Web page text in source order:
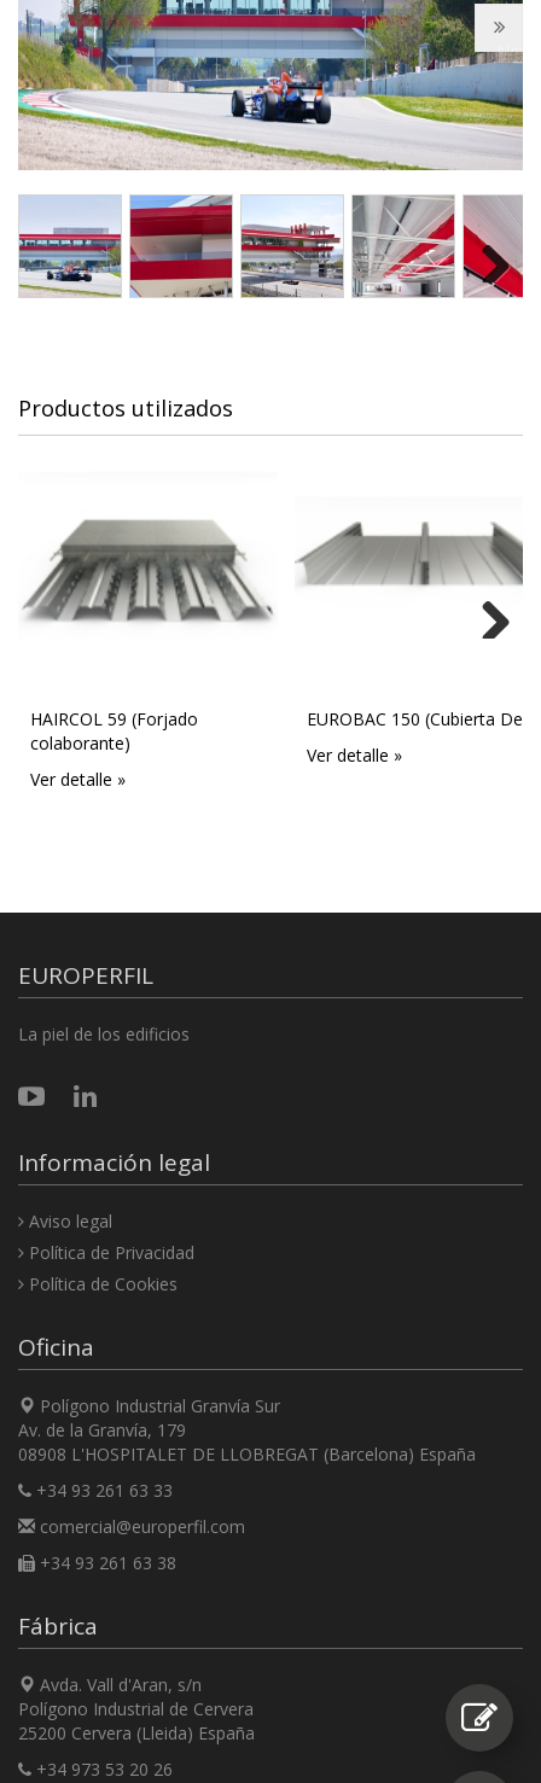
Next
Productos utilizados
HAIRCOL 59 (Forjado
colaborante)
Ver detalle »
EUROBAC 150 (Cubierta
Ver detalle »
EUROPERFIL
La piel de los edificios
Información legal
Aviso legal
Política de Privacidad
Política de Cookies
Oficina
Polígono Industrial Granvía Sur
Av. de la Granvía, 179
08908 L'HOSPITALET DE LLOBREGAT (Barcelona) España
+34 93 261 63 33
comercial@europerfil.com
+34 93 261 63 38
Fábrica
Avda. Vall d'Aran, s/n
Polígono Industrial de Cervera
25200 Cervera (Lleida) España
+34 973 53 20 26